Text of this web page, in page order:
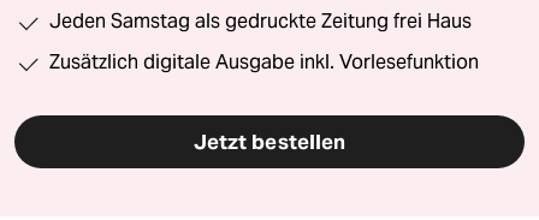
Jeden Samstag als gedruckte Zeitung frei Haus
Zusätzlich digitale Ausgabe inkl. Vorlesefunktion
Jetzt bestellen